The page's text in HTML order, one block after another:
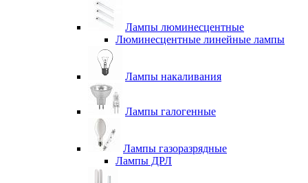
Лампы люминесцентные
Люминесцентные линейные лампы
Лампы накаливания
Лампы галогенные
Лампы газоразрядные
Лампы ДРЛ